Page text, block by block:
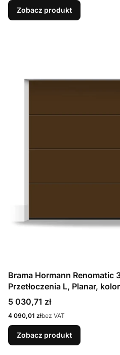
Zobacz produkt
Brama Hormann
Przetłoczenia L, Planar,
deluxe + Prowadzenie N
Cena
5 030,71 zł
Cena
4 090,01 złbez VAT
Zobacz produkt